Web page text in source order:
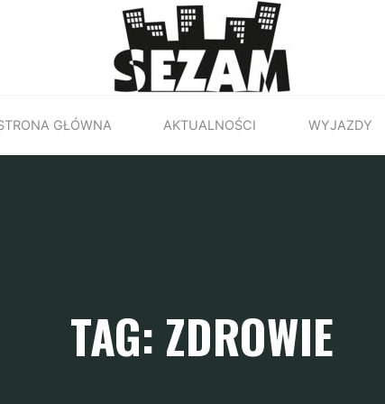
GŁÓWNA AKTUALNOŚCI WYJAZDY
TAG: ZDROWIE